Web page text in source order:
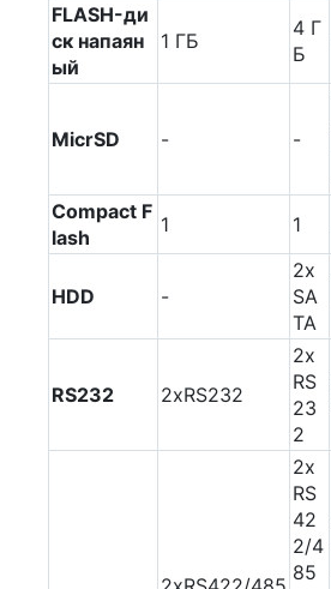
FLASH-ди
ск напаян
ый
1 ГБ
4 Г
Б
MicrSD - -
Compact F
lash
1 1
HDD -
2x
SA
TA
RS232 2xRS232
2x
RS
23
2
2x
RS
42
2/4
85